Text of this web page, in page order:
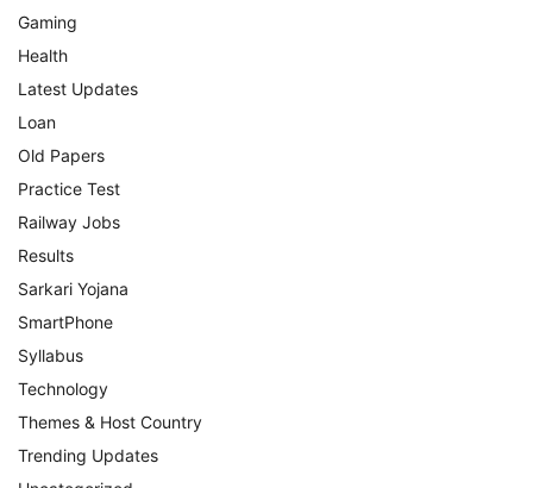
Gaming
Health
Latest Updates
Loan
Old Papers
Practice Test
Railway Jobs
Results
Sarkari Yojana
SmartPhone
Syllabus
Technology
Themes & Host Country
Trending Updates